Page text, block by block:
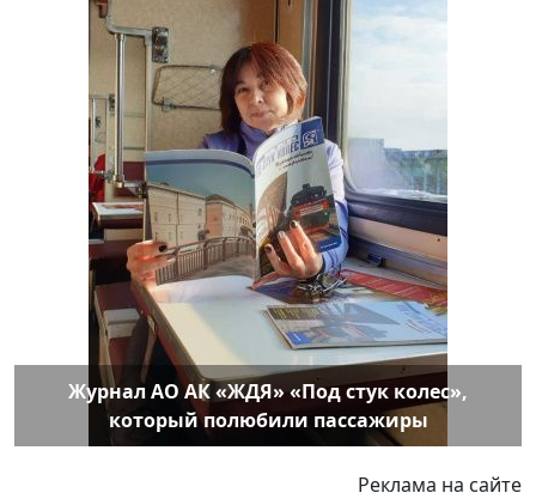
Журнал АО АК «ЖДЯ» «Под стук колес»,
который полюбили пассажиры
Реклама на сайте